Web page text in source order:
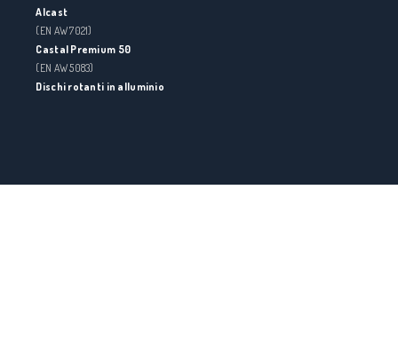
Alcast
(EN AW 7021)
Castal Premium 50
(EN AW 5083)
Dischi rotanti in alluminio